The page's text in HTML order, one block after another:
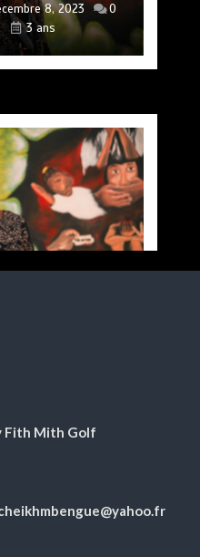
8, 2023
0
3 ans
Fith Mith Golf